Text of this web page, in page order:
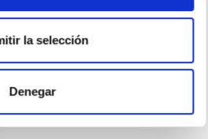
la selección
Denegar